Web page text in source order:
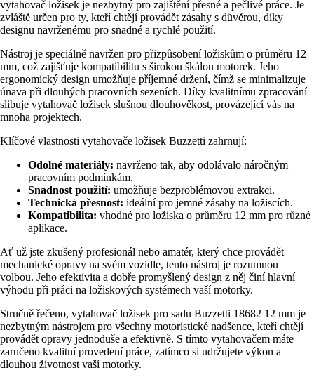
vytahovač ložisek je nezbytný pro zajištění přesné a pečlivé práce. Je
zvláště určen pro ty, kteří chtějí provádět zásahy s důvěrou, díky
designu navrženému pro snadné a rychlé použití.
Nástroj je speciálně navržen pro přizpůsobení ložiskům o průměru 12
mm, což zajišťuje kompatibilitu s širokou škálou motorek. Jeho
ergonomický design umožňuje příjemné držení, čímž se minimalizuje
únava při dlouhých pracovních sezeních. Díky kvalitnímu zpracování
slibuje vytahovač ložisek slušnou dlouhověkost, provázející vás na
mnoha projektech.
Klíčové vlastnosti vytahovače ložisek Buzzetti zahrnují:
Odolné materiály: navrženo tak, aby odolávalo náročným
pracovním podmínkám.
Snadnost použití: umožňuje bezproblémovou extrakci.
Technická přesnost: ideální pro jemné zásahy na ložiscích.
Kompatibilita: vhodné pro ložiska o průměru 12 mm pro různé
aplikace.
Ať už jste zkušený profesionál nebo amatér, který chce provádět
mechanické opravy na svém vozidle, tento nástroj je rozumnou
volbou. Jeho efektivita a dobře promyšlený design z něj činí hlavní
výhodu při práci na ložiskových systémech vaší motorky.
Stručně řečeno, vytahovač ložisek pro sadu Buzzetti 18682 12 mm je
nezbytným nástrojem pro všechny motoristické nadšence, kteří chtějí
provádět opravy jednoduše a efektivně. S tímto vytahovačem máte
zaručeno kvalitní provedení práce, zatímco si udržujete výkon a
dlouhou životnost vaší motorky.